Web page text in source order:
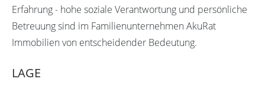
Erfahrung - hohe soziale Verantwortung und persönliche
Betreuung sind im Familienunternehmen AkuRat
Immobilien von entscheidender Bedeutung.
LAGE